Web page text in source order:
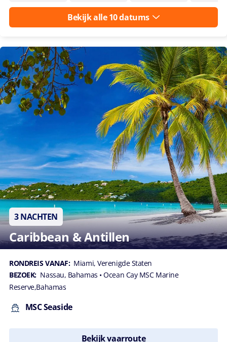
Bekijk alle 10 datums
3 NACHTEN
Caribbean & Antillen
RONDREIS VANAF: Miami, Verenigde Staten
BEZOEK: Nassau, Bahamas • Ocean Cay MSC Marine
Reserve,Bahamas
MSC Seaside
Bekijk vaarroute